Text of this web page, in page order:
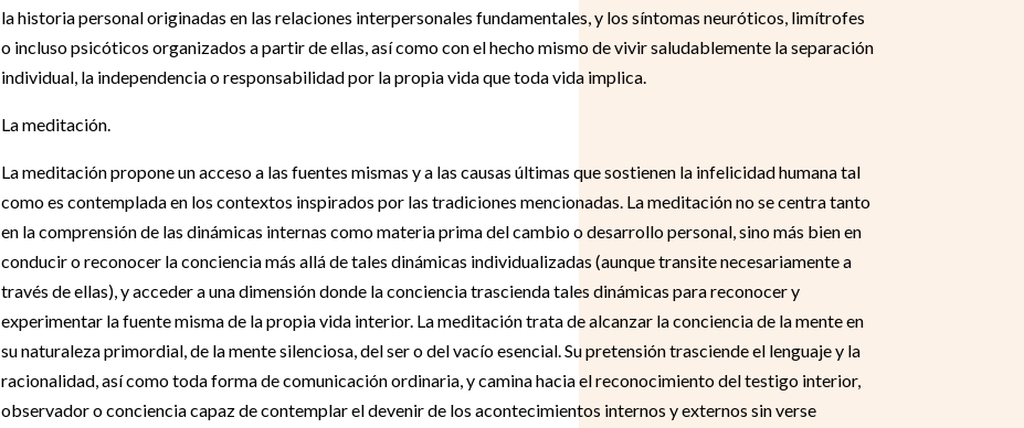
la historia personal originadas en las relaciones interpersonales fundamentales, y los síntomas neuróticos, limítrofes
o incluso psicóticos organizados a partir de ellas, así como con el hecho mismo de vivir saludablemente la separación
individual, la independencia o responsabilidad por la propia vida que toda vida implica.
La meditación.
La meditación propone un acceso a las fuentes mismas y a las causas últimas que sostienen la infelicidad humana tal
como es contemplada en los contextos inspirados por las tradiciones mencionadas. La meditación no se centra tanto
en la comprensión de las dinámicas internas como materia prima del cambio o desarrollo personal, sino más bien en
conducir o reconocer la conciencia más allá de tales dinámicas individualizadas (aunque transite necesariamente a
través de ellas), y acceder a una dimensión donde la conciencia trascienda tales dinámicas para reconocer y
experimentar la fuente misma de la propia vida interior. La meditación trata de alcanzar la conciencia de la mente en
su naturaleza primordial, de la mente silenciosa, del ser o del vacío esencial. Su pretensión trasciende el lenguaje y la
racionalidad, así como toda forma de comunicación ordinaria, y camina hacia el reconocimiento del testigo interior,
observador o conciencia capaz de contemplar el devenir de los acontecimientos internos y externos sin verse